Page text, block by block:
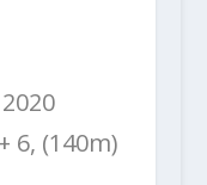
6, (140m)